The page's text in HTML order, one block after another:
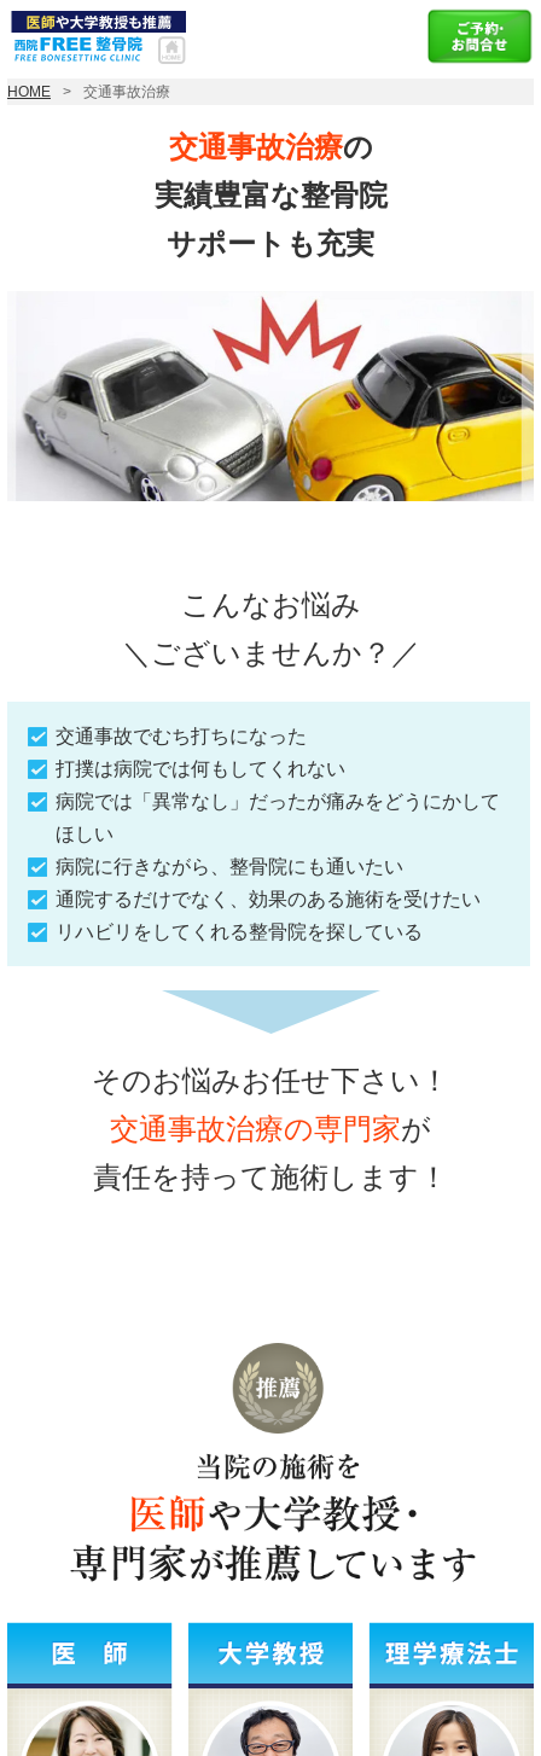
HOME 交通事故治療
交通事故治療の
実績豊富な整骨院
サポートも充実
こんなお悩み
＼ございませんか？／
交通事故でむち打ちになった
打撲は病院では何もしてくれない
病院では「異常なし」だったが痛みをどうにかして
ほしい
病院に行きながら、整骨院にも通いたい
通院するだけでなく、効果のある施術を受けたい
リハビリをしてくれる整骨院を探している
そのお悩みお任せ下さい！
交通事故治療の専門家が
責任を持って施術します！